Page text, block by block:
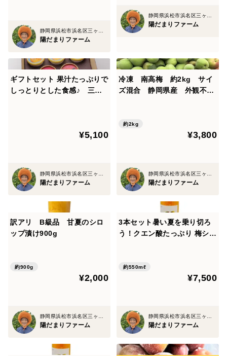
重石（梅の2倍程度までが目安）
【道具の準備】
保存容器は熱湯消毒または焼酎で拭いて殺菌しておく
出てきた水分は捨てる（ザルにあげて自然に水を切る）
② ヘタを取る
梅が完全に解凍されたら、竹串や爪楊枝でヘタを取り除
④ 塩と一緒に容器へ
梅と塩を交互に重ねながら、清潔な容器に入れていく
（例：梅 → 塩 → 梅 → 塩…と層に）
静岡県浜松市浜名区三ヶ日町
陽だまりファーム
静岡県浜松市浜名区三ヶ日町
陽だまりファーム
ギフトセット 果汁たっぷりで
しっとりとした食感♪ 三ヶ
¥5,100
陽だまりファーム
冷凍 南高梅 約2kg サイ
ズ混合 静岡県産 外観不良
約2kg
¥3,800
陽だまりファーム
訳アリ B級品 甘夏のシロ
ップ漬け900g
約900g
¥2,000
静岡県浜松市浜名区三ヶ日町
陽だまりファーム
3本セット暑い夏を乗り切ろ
う！クエン酸たっぷり 梅シロ
約550mℓ
¥7,500
静岡県浜松市浜名区三ヶ日町
陽だまりファーム